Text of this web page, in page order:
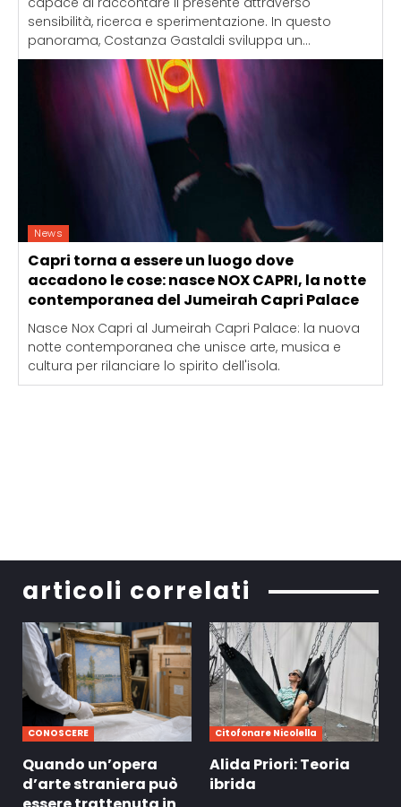
sensibilità, ricerca e sperimentazione. In questo
panorama, Costanza Gastaldi sviluppa un...
News
Capri torna a essere un luogo dove
accadono le cose: nasce NOX CAPRI, la notte
contemporanea del Jumeirah Capri Palace
Nasce Nox Capri al Jumeirah Capri Palace: la nuova
notte contemporanea che unisce arte, musica e
cultura per rilanciare lo spirito dell'isola.
articoli correlati
CONOSCERE
Quando un’opera
d’arte straniera può
Citofonare Nicolella
Alida Priori: Teoria
ibrida